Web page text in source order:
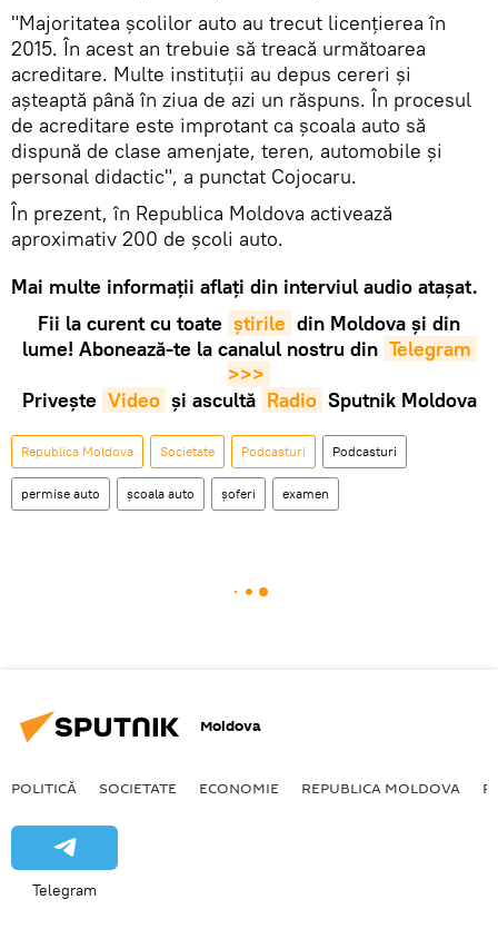
"Majoritatea școlilor auto au trecut licențierea în
2015. În acest an trebuie să treacă următoarea
acreditare. Multe instituții au depus cereri și
așteaptă până în ziua de azi un răspuns. În procesul
de acreditare este improtant ca școala auto să
dispună de clase amenjate, teren, automobile și
personal didactic", a punctat Cojocaru.
În prezent, în Republica Moldova activează
aproximativ 200 de școli auto.
Mai multe informații aflați din interviul audio atașat.
Fii la curent cu toate știrile din Moldova și din
lume! Abonează-te la canalul nostru din Telegram
>>>
Privește Video și ascultă Radio Sputnik Moldova
Republica Moldova Societate Podcasturi Podcasturi
permise auto școala auto șoferi examen
Moldova
POLITICĂ SOCIETATE ECONOMIE REPUBLICA MOLDOVA
Telegram